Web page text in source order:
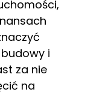
i
za nie
na